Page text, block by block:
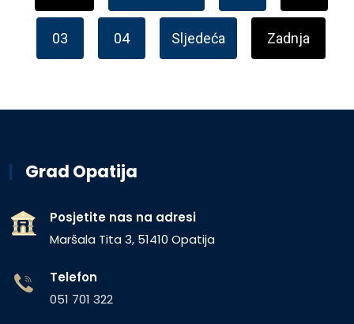
03 04 Sljedeća Zadnja
Grad Opatija
Posjetite nas na adresi
Maršala Tita 3, 51410 Opatija
Telefon
051 701 322